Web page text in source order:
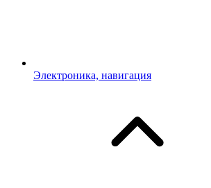
Электроника, навигация